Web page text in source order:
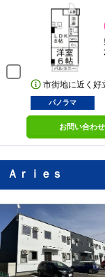
市街地に近く好
パノラマ
お問い合わ
Ａｒｉｅｓ